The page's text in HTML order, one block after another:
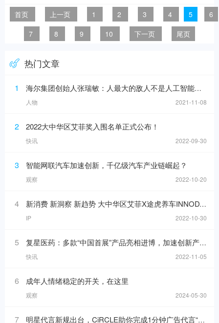
年第四季度。据官方介绍，产品高约100cm，头、手采用铂金硅
胶材质，植发选用金丝羊毛，每一根发丝都手工植入，眼睛为仿
真义眼工艺。黄金锁子甲还原度极高，细节惊人，完美还原了游
戏中的设计。
首页 上一页 1 2 3 4 5
6
7
8 9 10 下一页 尾页
热门文章
1 海尔集团创始人张瑞敏：人最大的敌人不是人工智能，而是科层制
人物 2021-11-08
2 2022大中华区艾菲奖入围名单正式公布！
快讯 2022-09-30
3 智能网联汽车加速创新，千亿级汽车产业链崛起？
观察 2022-10-20
4 新消费 新洞察 新趋势 大中华区艾菲X途虎养车INNODAY圆满举办！
IP 2022-10-30
5 复星医药：多款“中国首展”产品亮相进博，加速创新产品落地
快讯 2022-11-05
6 成年人情绪稳定的开关，在这里
观察 2024-05-30
7 明星代言新规出台，CiRCLE助你完成1分钟广告代言“健康自检”